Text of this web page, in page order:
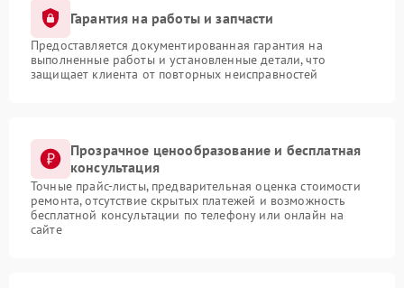
Гарантия на работы и запчасти
Предоставляется документированная гарантия на
выполненные работы и установленные детали, что
защищает клиента от повторных неисправностей
Прозрачное ценообразование и бесплатная
консультация
Точные прайс-листы, предварительная оценка стоимости
ремонта, отсутствие скрытых платежей и возможность
бесплатной консультации по телефону или онлайн на
сайте